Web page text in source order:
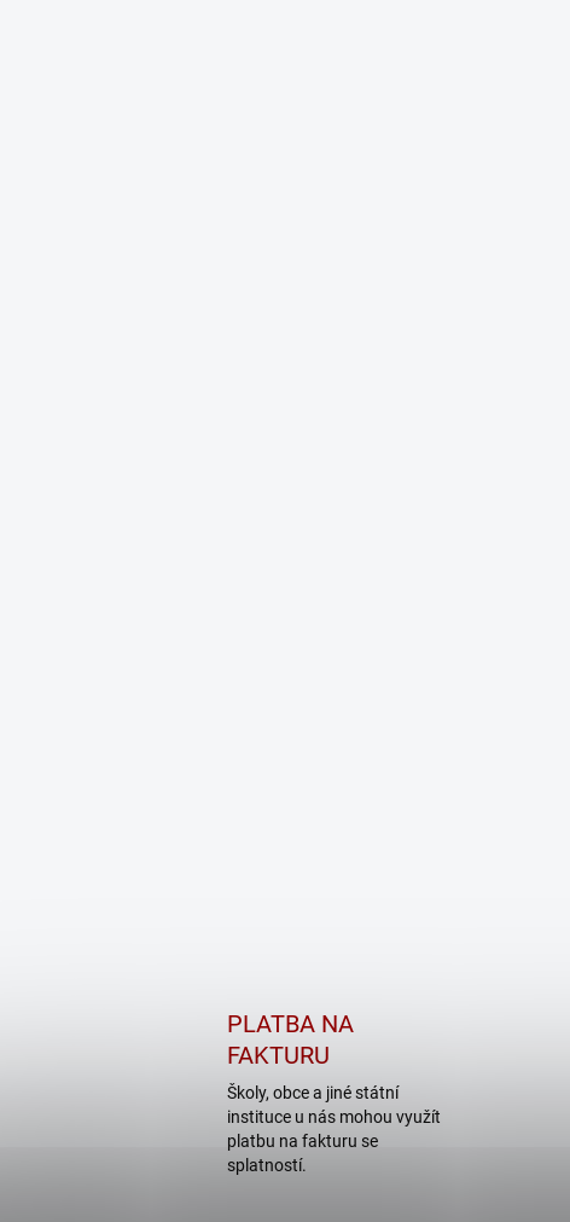
PLATBA NA
FAKTURU
Školy, obce a jiné státní
instituce u nás mohou využít
platbu na fakturu se
splatností.